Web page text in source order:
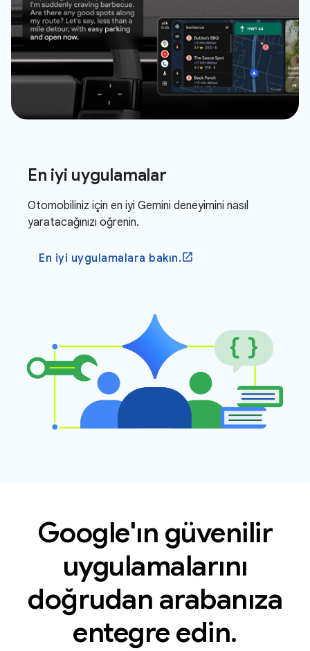
En iyi uygulamalar
Otomobiliniz için en iyi Gemini deneyimini nasıl
yaratacağınızı öğrenin.
En iyi uygulamalara bakın.
Google'ın güvenilir
uygulamalarını
doğrudan arabanıza
entegre edin.